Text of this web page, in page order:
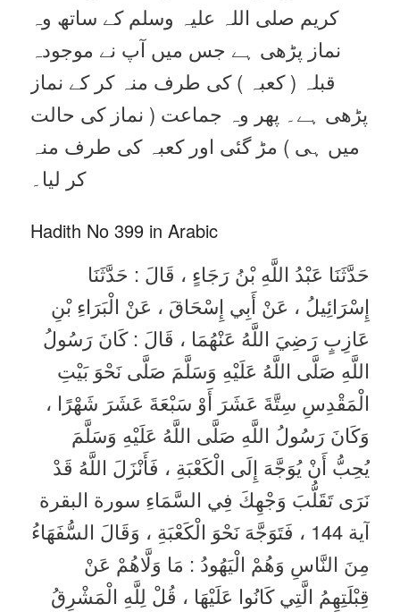
کریم صلی اللہ علیہ وسلم کے ساتھ وہ
نماز پڑھی ہے جس میں آپ نے موجودہ
قبلہ ( کعبہ ) کی طرف منہ کر کے نماز
پڑھی ہے۔ پھر وہ جماعت ( نماز کی حالت
میں ہی ) مڑ گئی اور کعبہ کی طرف منہ
کر لیا۔
Hadith No 399 in Arabic
حَدَّثَنَا عَبْدُ اللَّهِ بْنُ رَجَاءٍ ، قَالَ : حَدَّثَنَا
إِسْرَائِيلُ ، عَنْ أَبِي إِسْحَاقَ ، عَنْ الْبَرَاءِ بْنِ
عَازِبٍ رَضِيَ اللَّهُ عَنْهُمَا ، قَالَ : كَانَ رَسُولُ
اللَّهِ صَلَّى اللَّهُ عَلَيْهِ وَسَلَّمَ صَلَّى نَحْوَ بَيْتِ
الْمَقْدِسِ سِتَّةَ عَشَرَ أَوْ سَبْعَةَ عَشَرَ شَهْرًا ،
وَكَانَ رَسُولُ اللَّهِ صَلَّى اللَّهُ عَلَيْهِ وَسَلَّمَ
يُحِبُّ أَنْ يُوَجَّهَ إِلَى الْكَعْبَةِ ، فَأَنْزَلَ اللَّهُ قَدْ
نَرَى تَقَلُّبَ وَجْهِكَ فِي السَّمَاءِ سورة البقرة
آية 144 ، فَتَوَجَّهَ نَحْوَ الْكَعْبَةِ ، وَقَالَ السُّفَهَاءُ
مِنَ النَّاسِ وَهُمْ الْيَهُودُ : مَا وَلَّاهُمْ عَنْ
قِبْلَتِهِمُ الَّتِي كَانُوا عَلَيْهَا ، قُلْ لِلَّهِ الْمَشْرِقُ